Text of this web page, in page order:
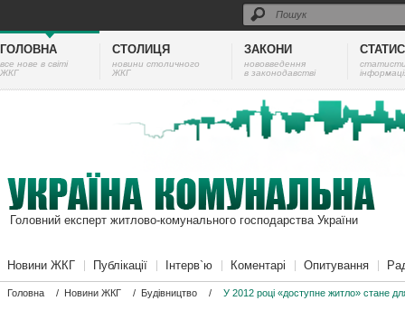
ГОЛОВНА
все нове в світі
ЖКГ
СТОЛИЦЯ
новини столичного
ЖКГ
ЗАКОНИ
нововведення
в законодавстві
Головний експерт житлово-комунального господарства України
Новини ЖКГ Публікації Інтерв`ю Коментарі Опитування
Головна / Новини ЖКГ / Будівництво / У 2012 році «доступне житло» стане